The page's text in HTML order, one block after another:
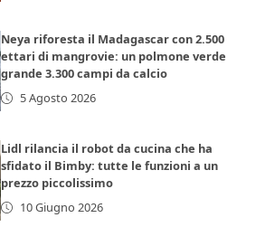
Neya riforesta il Madagascar con 2.500
ettari di mangrovie: un polmone verde
grande 3.300 campi da calcio
5 Agosto 2026
Lidl rilancia il robot da cucina che ha
sfidato il Bimby: tutte le funzioni a un
prezzo piccolissimo
10 Giugno 2026